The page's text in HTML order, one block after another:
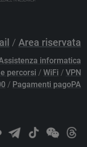
/ Area riservata
informatica
percorsi / WiFi / VPN
/ Pagamenti pagoPA